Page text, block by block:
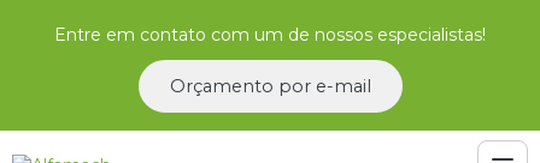
Entre em contato com um de nossos especialistas!
Orçamento por e-mail